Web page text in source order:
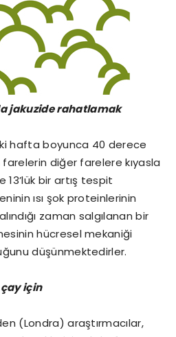
jakuzide rahatlamak
hafta boyunca 40 derece
farelerin diğer farelere kıyasla
bir artış tespit
ısı şok proteinlerinin
zaman salgılanan bir
hücresel mekaniği
düşünmektedirler.
için
(Londra) araştırmacılar,